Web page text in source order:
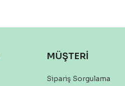
MÜŞTERİ
Sipariş Sorgulama